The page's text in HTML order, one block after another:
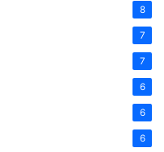
8
7
7
6
6
6